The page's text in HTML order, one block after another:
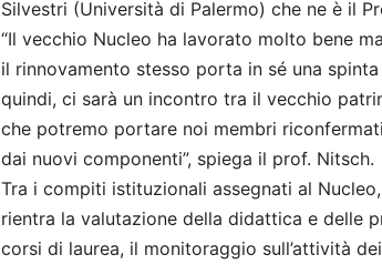
Silvestri (Università di Palermo) che ne è il
“Il vecchio Nucleo ha lavorato molto bene
il rinnovamento stesso porta in sé una
quindi, ci sarà un incontro tra il vecchio
che potremo portare noi membri
dai nuovi componenti”, spiega il prof. Nitsch.
Tra i compiti istituzionali assegnati al
rientra la valutazione della didattica e delle
corsi di laurea, il monitoraggio sull’attività